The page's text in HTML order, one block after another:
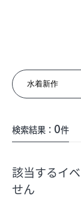
検索結果： 0件
該当するイ
せん